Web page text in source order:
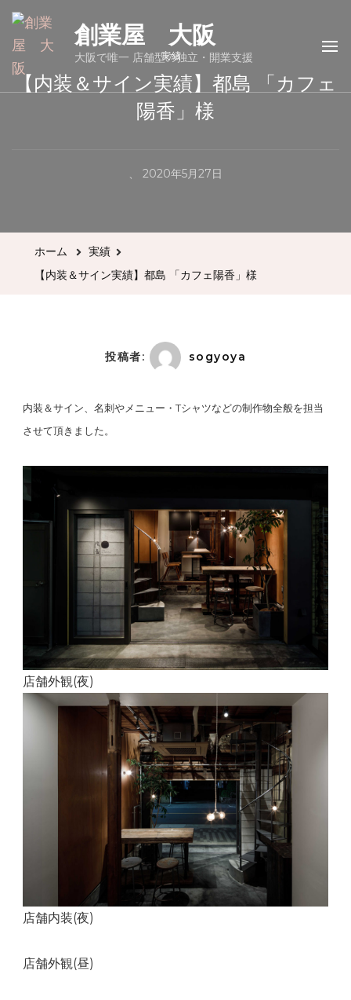
創業屋 大阪
大阪で唯一 店舗型の独立・開業支援
実績
【内装＆サイン実績】都島 「カフェ
陽香」様
、 2020年5月27日
ホーム
実績
【内装＆サイン実績】都島 「カフェ陽香」様
投稿者: sogyoya
内装＆サイン、名刺やメニュー・Tシャツなどの制作物全般を担当
させて頂きました。
店舗外観(夜)
店舗内装(夜)
店舗外観(昼)